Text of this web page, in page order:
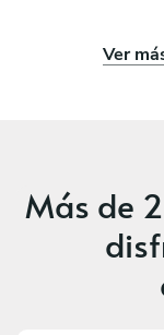
Ver
Más de